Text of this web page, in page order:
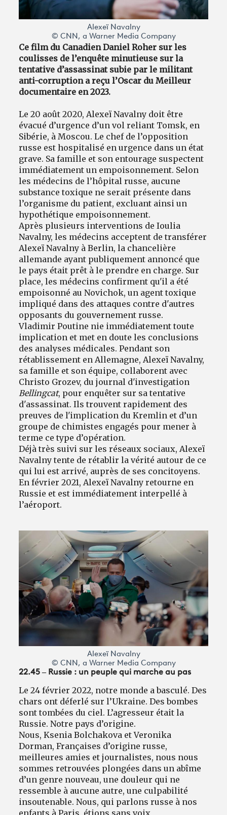
Alexeï Navalny
© CNN, a Warner Media Company
Ce film du Canadien Daniel Roher sur les
coulisses de l’enquête minutieuse sur la
tentative d’assassinat subie par le militant
anti-corruption a reçu l’Oscar du Meilleur
documentaire en 2023.
Le 20 août 2020, Alexeï Navalny doit être
évacué d’urgence d’un vol reliant Tomsk, en
Sibérie, à Moscou. Le chef de l’opposition
russe est hospitalisé en urgence dans un état
grave. Sa famille et son entourage suspectent
immédiatement un empoisonnement. Selon
les médecins de l’hôpital russe, aucune
substance toxique ne serait présente dans
l’organisme du patient, excluant ainsi un
hypothétique empoisonnement.
Après plusieurs interventions de Ioulia
Navalny, les médecins acceptent de transférer
Alexeï Navalny à Berlin, la chancelière
allemande ayant publiquement annoncé que
le pays était prêt à le prendre en charge. Sur
place, les médecins confirment qu'il a été
empoisonné au Novichok, un agent toxique
impliqué dans des attaques contre d'autres
opposants du gouvernement russe.
Vladimir Poutine nie immédiatement toute
implication et met en doute les conclusions
des analyses médicales. Pendant son
rétablissement en Allemagne, Alexeï Navalny,
sa famille et son équipe, collaborent avec
Christo Grozev, du journal d'investigation
Bellingcat, pour enquêter sur sa tentative
d'assassinat. Ils trouvent rapidement des
preuves de l'implication du Kremlin et d’un
groupe de chimistes engagés pour mener à
terme ce type d’opération.
Déjà très suivi sur les réseaux sociaux, Alexeï
Navalny tente de rétablir la vérité autour de ce
qui lui est arrivé, auprès de ses concitoyens.
En février 2021, Alexeï Navalny retourne en
Russie et est immédiatement interpellé à
l’aéroport.
Alexeï Navalny
© CNN, a Warner Media Company
22.45 – Russie : un peuple qui marche au pas
Le 24 février 2022, notre monde a basculé. Des
chars ont déferlé sur l’Ukraine. Des bombes
sont tombées du ciel. L’agresseur était la
Russie. Notre pays d’origine.
Nous, Ksenia Bolchakova et Veronika
Dorman, Françaises d’origine russe,
meilleures amies et journalistes, nous nous
sommes retrouvées plongées dans un abîme
d’un genre nouveau, une douleur qui ne
ressemble à aucune autre, une culpabilité
insoutenable. Nous, qui parlons russe à nos
enfants à Paris, étions sans voix,